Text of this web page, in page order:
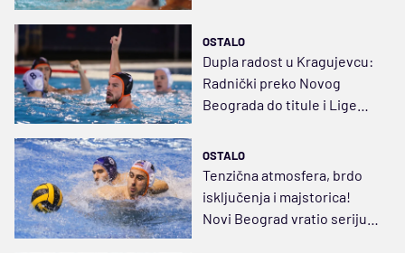
OSTALO
Dupla radost u Kragujevcu:
Radnički preko Novog
Beograda do titule i Lige
OSTALO
Tenzična atmosfera, brdo
isključenja i majstorica!
Novi Beograd vratio seriju u